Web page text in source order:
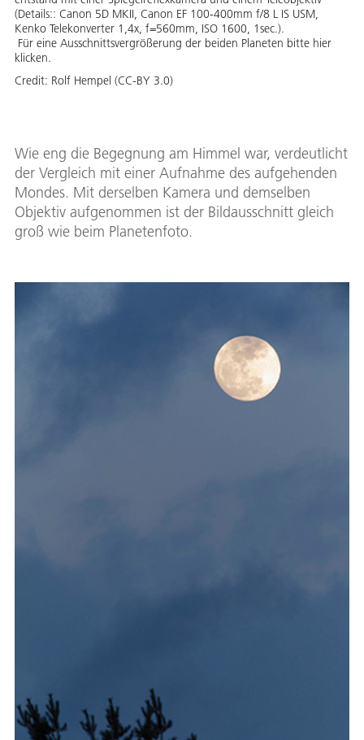
(Details:: Canon 5D MKII, Canon EF 100-400mm f/8 L IS USM,
Kenko Telekonverter 1,4x, f=560mm, ISO 1600, 1sec.).
Für eine Ausschnittsvergrößerung der beiden Planeten bitte hier
klicken.
Credit: Rolf Hempel (CC-BY 3.0)
Wie eng die Begegnung am Himmel war, verdeutlicht
der Vergleich mit einer Aufnahme des aufgehenden
Mondes. Mit derselben Kamera und demselben
Objektiv aufgenommen ist der Bildausschnitt gleich
groß wie beim Planetenfoto.